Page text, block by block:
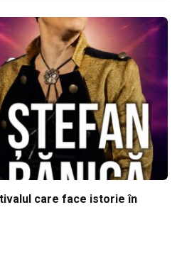
care face istorie în